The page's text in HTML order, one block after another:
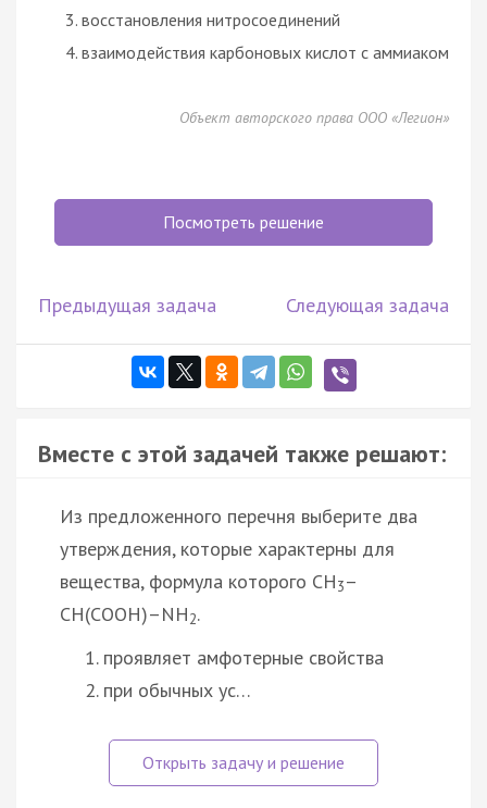
восстановления нитросоединений
взаимодействия карбоновых кислот с аммиаком
Объект авторского права ООО «Легион»
Посмотреть решение
Предыдущая задача Следующая задача
Вместе с этой задачей также решают:
Из предложенного перечня выберите два
утверждения, которые характерны для
вещества, формула которого CH3–
CH(COOH)–NH2.
проявляет амфотерные свойства
при обычных ус…